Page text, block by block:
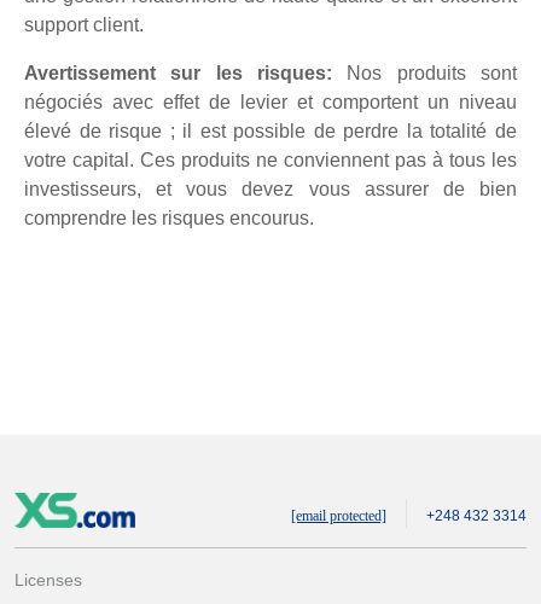
support client.
Avertissement sur les risques: Nos produits sont
négociés avec effet de levier et comportent un niveau
élevé de risque ; il est possible de perdre la totalité de
votre capital. Ces produits ne conviennent pas à tous les
investisseurs, et vous devez vous assurer de bien
comprendre les risques encourus.
[email protected] +248 432 3314
Licenses